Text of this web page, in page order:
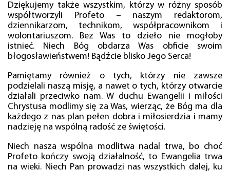
Dziękujemy także wszystkim, którzy w różny sposób
współtworzyli Profeto – naszym redaktorom,
dziennikarzom, technikom, współpracownikom i
wolontariuszom. Bez Was to dzieło nie mogłoby
istnieć. Niech Bóg obdarza Was obficie swoim
błogosławieństwem! Bądźcie blisko Jego Serca!
Pamiętamy również o tych, którzy nie zawsze
podzielali naszą misję, a nawet o tych, którzy otwarcie
działali przeciwko nam. W duchu Ewangelii i miłości
Chrystusa modlimy się za Was, wierząc, że Bóg ma dla
każdego z nas plan pełen dobra i miłosierdzia i mamy
nadzieję na wspólną radość ze świętości.
Niech nasza wspólna modlitwa nadal trwa, bo choć
Profeto kończy swoją działalność, to Ewangelia trwa
na wieki. Niech Pan prowadzi nas wszystkich dalej, ku